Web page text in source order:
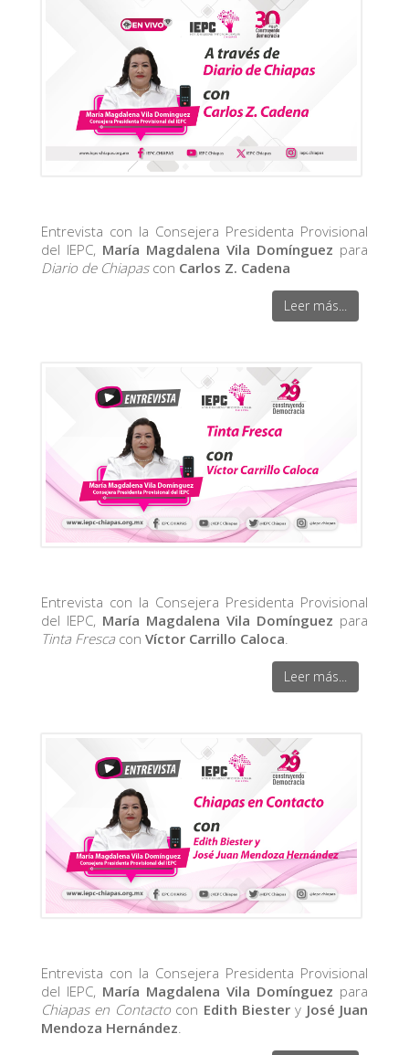
Entrevista con la Consejera Presidenta Provisional
del IEPC, María Magdalena Vila Domínguez para
Diario de Chiapascon Carlos Z. Cadena
Leer más...
Entrevista con la Consejera Presidenta Provisional
del IEPC, María Magdalena Vila Domínguez para
Tinta Frescacon Víctor Carrillo Caloca
Leer más...
Entrevista con la Consejera Presidenta Provisional
del IEPC, María Magdalena Vila Domínguez para
Chiapas en Contactocon Edith Biestery José Juan
Mendoza Hernández